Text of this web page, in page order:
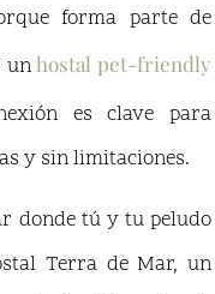
forma parte de
unhostal pet-friendly
es clave para
y sin limitaciones.
donde tú y tu peludo
Terra de Mar, un